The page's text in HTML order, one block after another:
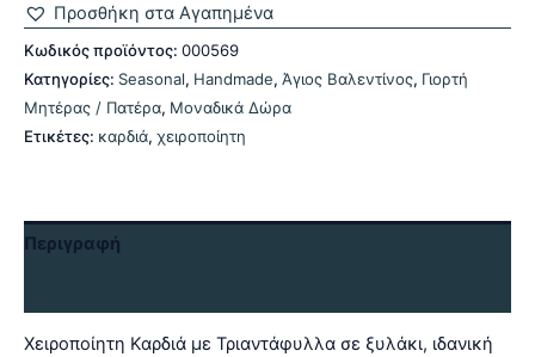
ποσότητα
Προσθήκη στα Αγαπημένα
Κωδικός προϊόντος: 000569
Κατηγορίες: Seasonal, Handmade, Άγιος Βαλεντίνος, Γιορτή
Μητέρας / Πατέρα, Μοναδικά Δώρα
Ετικέτες: καρδιά, χειροποίητη
Περιγραφή
Χειροποίητη Καρδιά με Τριαντάφυλλα σε ξυλάκι, ιδανική